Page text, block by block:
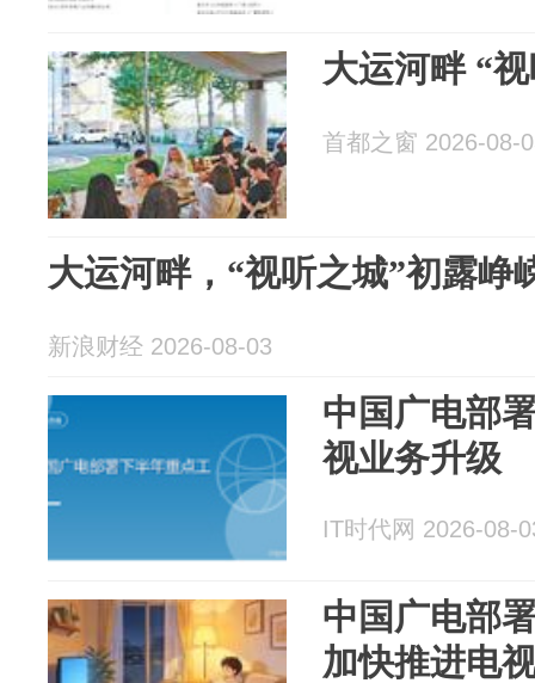
大运河畔 “
首都之窗 2026-08-
大运河畔，“视听之城”初露峥
新浪财经 2026-08-03
中国广电部
视业务升级
IT时代网 2026-08-
中国广电部
加快推进电